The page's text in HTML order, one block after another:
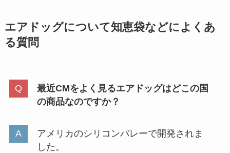
厚岸ウイスキーはどこで 買える？
防水パンはどこで買える？ニトリ
やヤマダ電機に売ってる？必要？
エアドッグについて知恵袋などによくあ
る質問
最近CMをよく見るエアドッグはどこの国
の商品なのですか？
アメリカのシリコンバレーで開発されま
した。